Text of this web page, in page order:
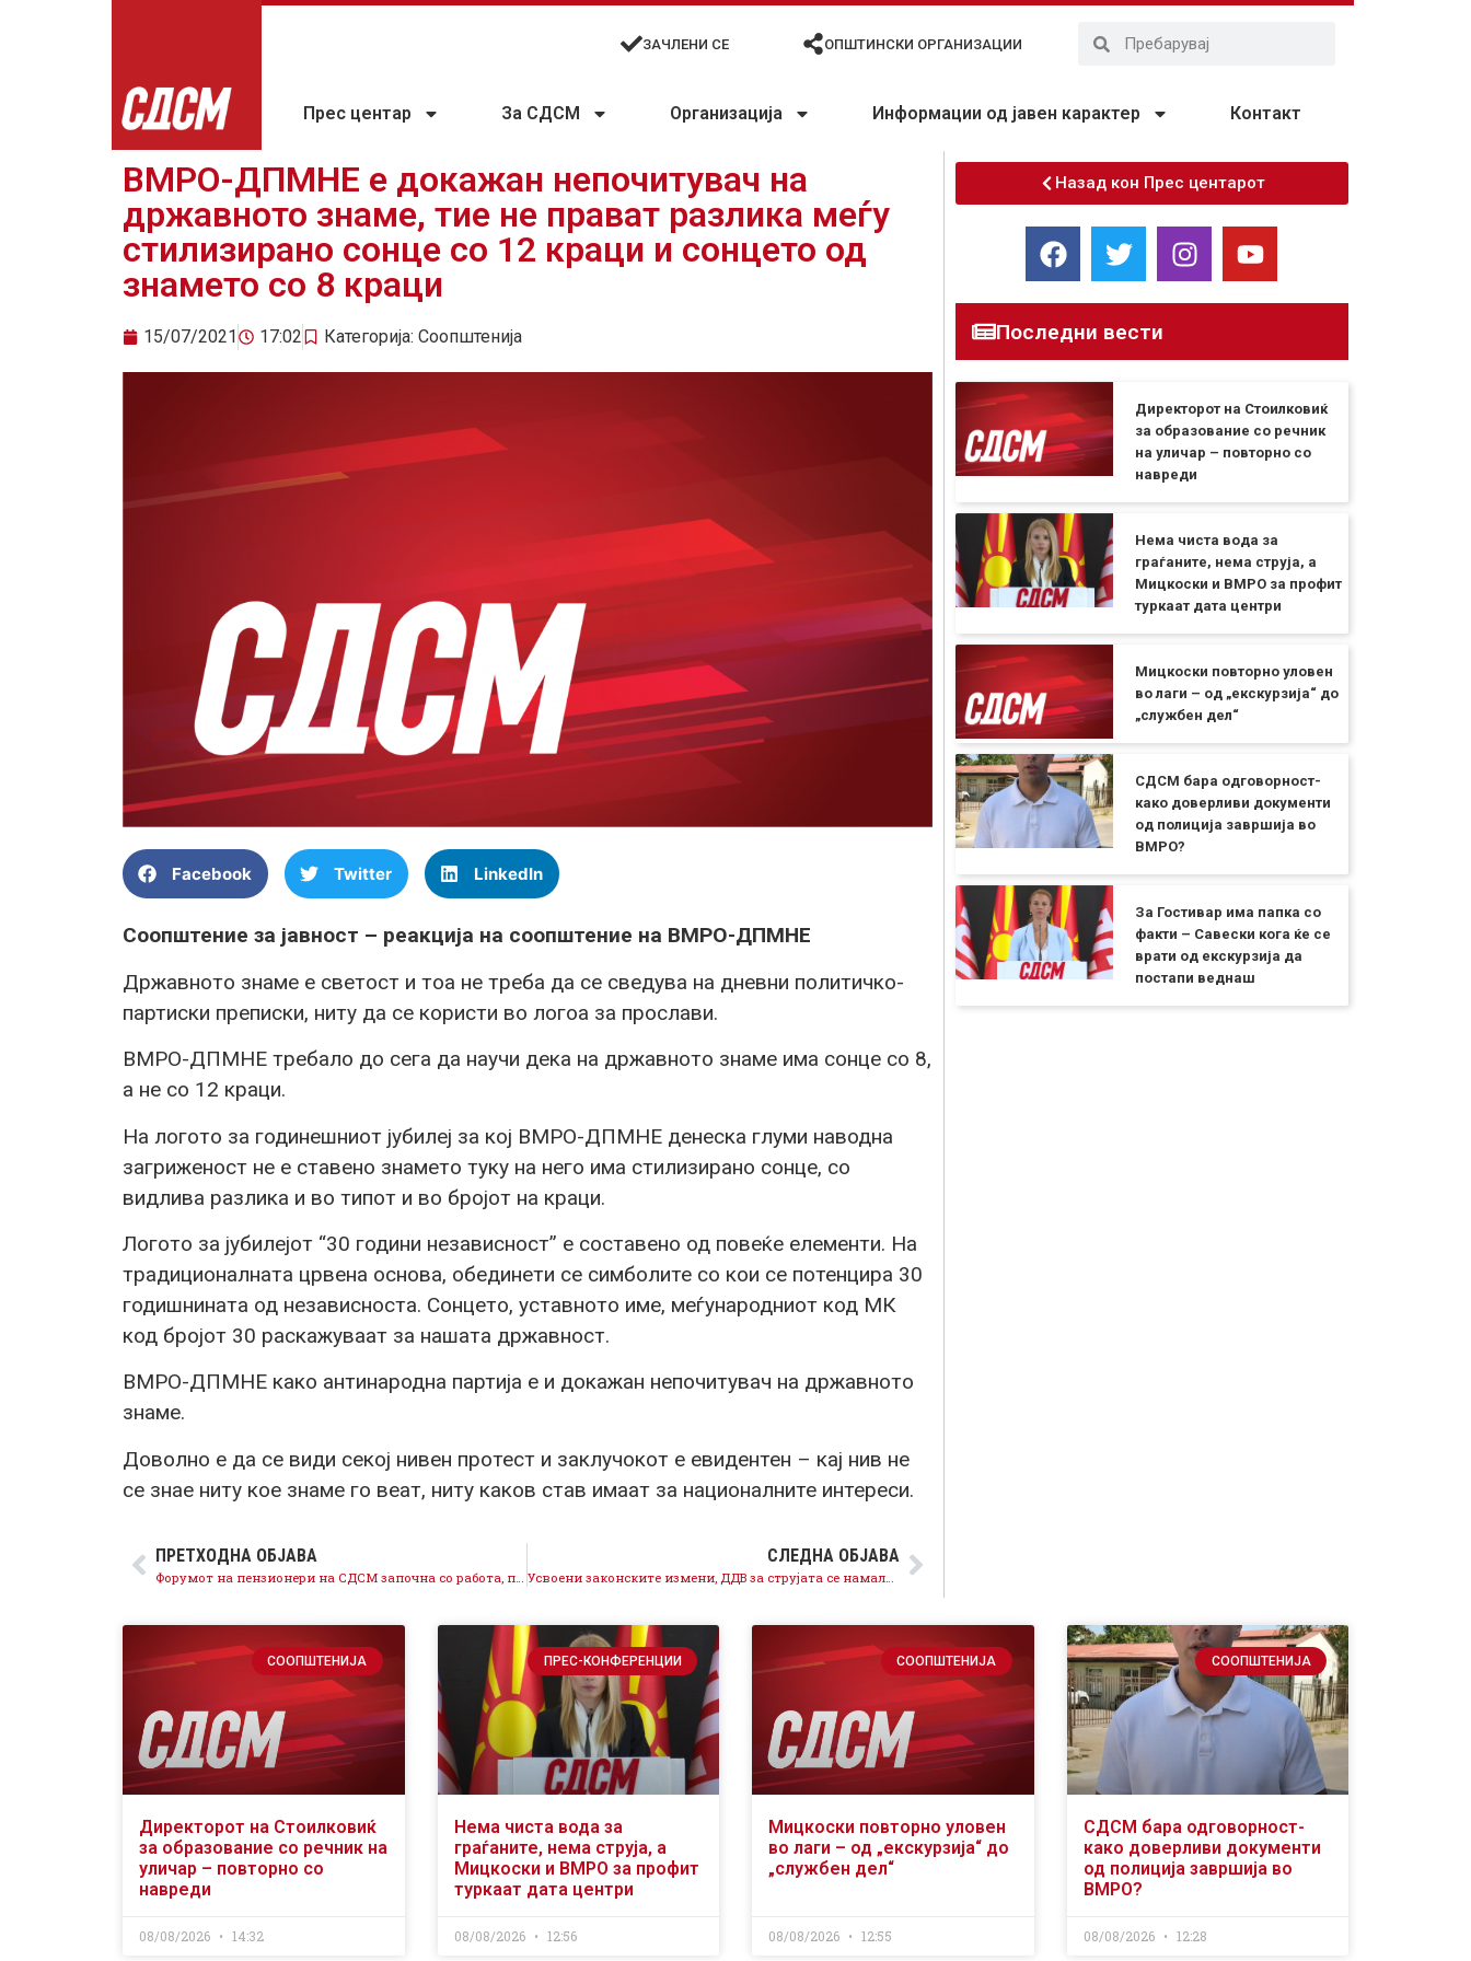
ЗАЧЛЕНИ СЕ ОПШТИНСКИ ОРГАНИЗАЦИИ
Прес центар За СДСМ Организација Информации од јавен карактер Контакт
ВМРО-ДПМНЕ е докажан непочитувач на
државното знаме, тие не прават разлика меѓу
стилизирано сонце со 12 краци и сонцето од
знамето со 8 краци
15/07/2021 17:02 Категорија: Соопштенија
Facebook Twitter LinkedIn
Соопштение за јавност – реакција на соопштение на ВМРО-ДПМНЕ
Државното знаме е светост и тоа не треба да се сведува на дневни политичко-
партиски преписки, ниту да се користи во логоа за прослави.
ВМРО-ДПМНЕ требало до сега да научи дека на државното знаме има сонце со 8,
а не со 12 краци.
На логото за годинешниот јубилеј за кој ВМРО-ДПМНЕ денеска глуми наводна
загриженост не е ставено знамето туку на него има стилизирано сонце, со
видлива разлика и во типот и во бројот на краци.
Логото за јубилејот “30 години независност” е составено од повеќе елементи. На
традиционалната црвена основа, обединети се симболите со кои се потенцира 30
годишнината од независноста. Сонцето, уставното име, меѓународниот код МК
код бројот 30 раскажуваат за нашата државност.
ВМРО-ДПМНЕ како антинародна партија е и докажан непочитувач на државното
знаме.
Доволно е да се види секој нивен протест и заклучокот е евидентен – кај нив не
се знае ниту кое знаме го веат, ниту каков став имаат за националните интереси.
ПРЕТХОДНА ОБЈАВА
Форумот на пензионери на СДСМ започна со работа, прва конституитивна седница на Извршниот одбор
СЛЕДНА ОБЈАВА
Усвоени законските измени, ДДВ за струјата се намалува на 5 отсто, за помали сметки за граѓаните
Назад кон Прес центарот
Последни вести
Директорот на Стоилковиќ
за образование со речник
на уличар – повторно со
навреди
Нема чиста вода за
граѓаните, нема струја, а
Мицкоски и ВМРО за профит
туркаат дата центри
Мицкоски повторно уловен
во лаги – од „екскурзија“ до
„службен дел“
СДСМ бара одговорност-
како доверливи документи
од полиција завршија во
ВМРО?
За Гостивар има папка со
факти – Савески кога ќе се
врати од екскурзија да
постапи веднаш
СООПШТЕНИЈА
Директорот на Стоилковиќ
за образование со речник на
уличар – повторно со
навреди
08/08/2026 14:32
ПРЕС-КОНФЕРЕНЦИИ
Нема чиста вода за
граѓаните, нема струја, а
Мицкоски и ВМРО за профит
туркаат дата центри
08/08/2026 12:56
СООПШТЕНИЈА
Мицкоски повторно уловен
во лаги – од „екскурзија“ до
„службен дел“
08/08/2026 12:55
СООПШТЕНИЈА
СДСМ бара одговорност-
како доверливи документи
од полиција завршија во
ВМРО?
08/08/2026 12:28